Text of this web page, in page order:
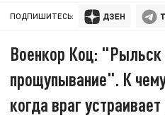
ПОДПИШИТЕСЬ:
Военкор Коц: "Рыльск
прощупывание". К
когда враг